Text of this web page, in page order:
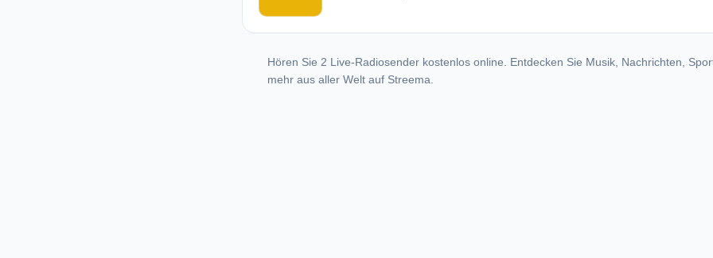
Hören Sie 2 Live-Radiosender kostenlos online. Entdecken Sie Musik, Nachrichten,
mehr aus aller Welt auf Streema.